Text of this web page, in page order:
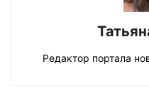
Редактор портала